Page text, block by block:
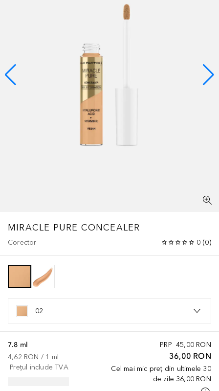
MIRACLE PURE CONCEALER
Corector 0 (0)
02
PRP 45,00 RON
36,00 RON
Cel mai mic preț din ultimele 30
de zile 36,00 RON
7.8 ml
4,62 RON / 1 ml
Prețul include TVA